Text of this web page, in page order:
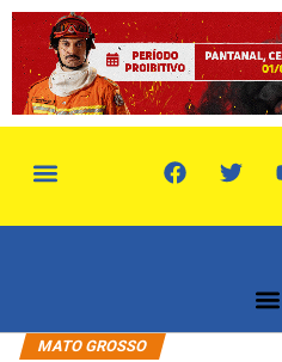
MATO GROSSO